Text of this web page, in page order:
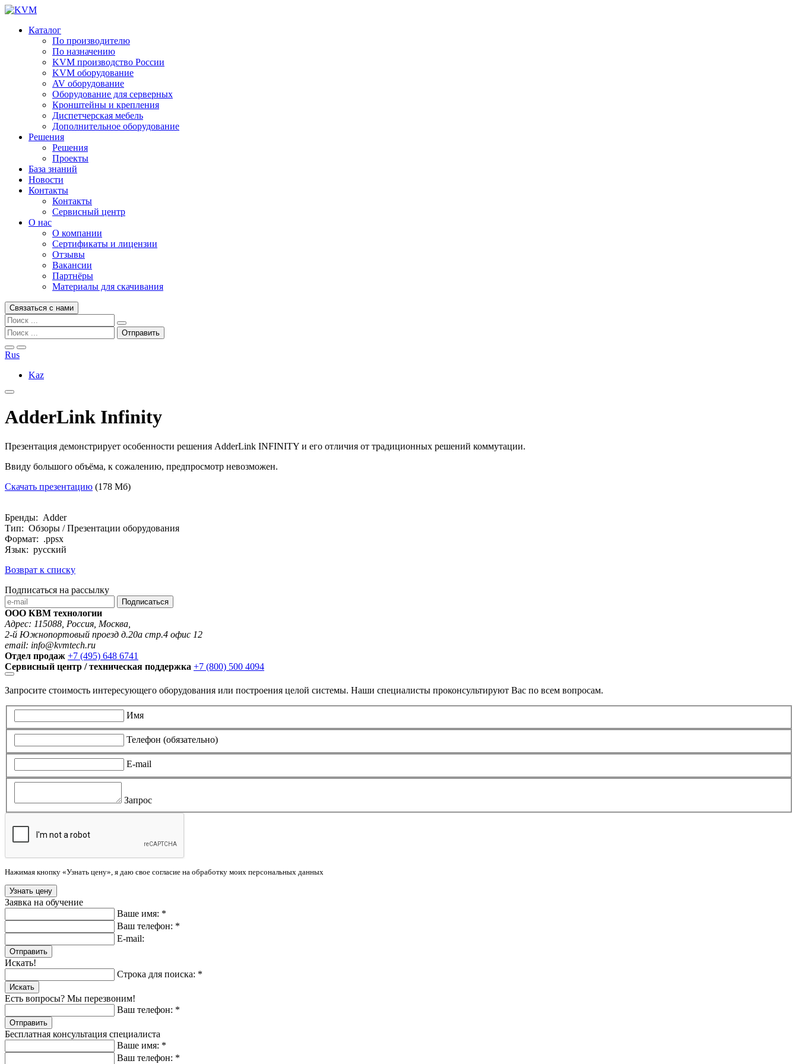
Каталог
По производителю
По назначению
KVM производство России
KVM оборудование
AV оборудование
Оборудование для серверных
Кронштейны и крепления
Диспетчерская мебель
Дополнительное оборудование
Решения
Решения
Проекты
База знаний
Новости
Контакты
Контакты
Сервисный центр
О нас
О компании
Сертификаты и лицензии
Отзывы
Вакансии
Партнёры
Материалы для скачивания
Связаться с нами
Rus
Kaz
AdderLink Infinity
Презентация демонстрирует особенности решения AdderLink INFINITY и его отличия от традиционных решений коммутации.
Ввиду большого объёма, к сожалению, предпросмотр невозможен.
Скачать презентацию (178 Мб)
Бренды: Adder
Тип: Обзоры / Презентации оборудования
Формат: .ppsx
Язык: русский
Возврат к списку
Подписаться на рассылку
Подписаться
ООО КВМ технологии
Адрес: 115088, Россия, Москва,
2-й Южнопортовый проезд д.20а стр.4 офис 12
email: info@kvmtech.ru
Отдел продаж +7 (495) 648 6741
Сервисный центр / техническая поддержка +7 (800) 500 4094
Запросите стоимость интересующего оборудования или построения целой системы. Наши специалисты проконсультируют Вас по всем вопросам.
Имя
Телефон (обязательно)
E-mail
Запрос
Нажимая кнопку «Узнать цену», я даю свое согласие на обработку моих персональных данных
Заявка на обучение
Ваше имя: *
Ваш телефон: *
E-mail:
Отправить
Искать!
Строка для поиска: *
Искать
Есть вопросы? Мы перезвоним!
Ваш телефон: *
Отправить
Бесплатная консультация специалиста
Ваше имя: *
Ваш телефон: *